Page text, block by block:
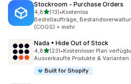
Stockroom ‑ Purchase Orders
4,8von 5 Sternen
(13)
13 Rezensionen insgesamt
•Kostenlos
Bestellaufträge,
(COGS) + mehr
Nada • Hide Out of Stock
4,8von 5 Sternen
(23)
23 Rezensionen insgesamt
•Kostenloser Plan
Ausverkaufte Produkte &
Built for Shopify